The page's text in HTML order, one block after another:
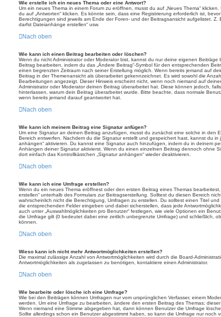
Wie erstelle ich ein neues Thema oder eine Antwort?
Um ein neues Thema in einem Forum zu eröffnen, musst du auf „Neues Thema“
du auf „Antworten“ klicken. Es könnte sein, dass eine Registrierung erforderlich ist,
Berechtigungen sind jeweils am Ende der Foren- und der Beitragsansicht aufgelistet. Z.
darfst Dateianhänge erstellen“ usw.
Nach oben
Wie kann ich einen Beitrag bearbeiten oder löschen?
Wenn du nicht Administrator oder Moderator bist, kannst du nur deine eigenen
Beitrag bearbeiten, indem du das „Ändere Beitrag“-Symbol für den entsprechenden
einen begrenzten Zeitraum nach seiner Erstellung möglich. Wenn bereits jemand auf
Beitrag in der Themenansicht als überarbeitet gekennzeichnet. Es wird sowohl die
Bearbeitungen angezeigt. Dieser Hinweis erscheint nicht, wenn noch niemand auf
Administrator oder Moderator deinen Beitrag überarbeitet hat. Diese können jedoch,
hinterlassen, warum dein Beitrag überarbeitet wurde. Bitte beachte, dass normale
wenn bereits jemand darauf geantwortet hat.
Nach oben
Wie kann ich meinem Beitrag eine Signatur anfügen?
Um eine Signatur an deinen Beitrag anzufügen, musst du zunächst eine solche in den
Bereich entwerfen. Nachdem du die Signatur erstellt und gespeichert hast, kannst du in
anhängen“ aktivieren. Du kannst eine Signatur auch hinzufügen, indem du in deinem
Anhängen deiner Signatur aktivierst. Wenn du einen einzelnen Beitrag dennoch ohne
dort einfach das Kontrollkästchen „Signatur anhängen“ wieder deaktivieren.
Nach oben
Wie kann ich eine Umfrage erstellen?
Wenn du ein neues Thema eröffnest oder den ersten Beitrag eines Themas
erstellen“ unterhalb des Formulars zur Beitragserstellung. Solltest du diesen Bereich
wahrscheinlich nicht die Berechtigung, Umfragen zu erstellen. Du solltest einen Titel
die entsprechenden Felder eingeben und dabei sicherstellen, dass jede
auch unter „Auswahlmöglichkeiten pro Benutzer“ festlegen, wie viele Optionen ein
die Umfrage gilt (0 bedeutet dabei eine zeitlich unbegrenzte Umfrage) und schließlich,
können.
Nach oben
Wieso kann ich nicht mehr Antwortmöglichkeiten erstellen?
Die maximal zulässige Anzahl von Antwortmöglichkeiten wird durch die Board-
Antwortmöglichkeiten als zugelassen zu benötigen, kontaktiere einen Administrator.
Nach oben
Wie bearbeite oder lösche ich eine Umfrage?
Wie bei den Beiträgen können Umfragen nur vom ursprünglichen Verfasser, einem
werden. Um eine Umfrage zu bearbeiten, ändere den ersten Beitrag des Themas;
Wenn niemand eine Stimme abgegeben hat, dann können Benutzer die Umfrage
Sollte allerdings schon ein Benutzer abgestimmt haben, so kann die Umfrage nur noch